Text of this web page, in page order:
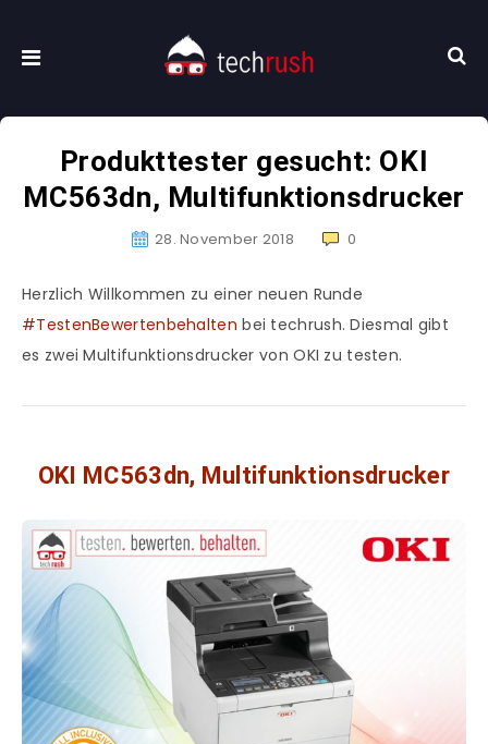
Produkttester gesucht: OKI
MC563dn, Multifunktionsdrucker
28. November 2018 0
Herzlich Willkommen zu einer neuen Runde
#TestenBewertenbehalten bei techrush. Diesmal gibt
es zwei Multifunktionsdrucker von OKI zu testen.
OKI MC563dn, Multifunktionsdrucker